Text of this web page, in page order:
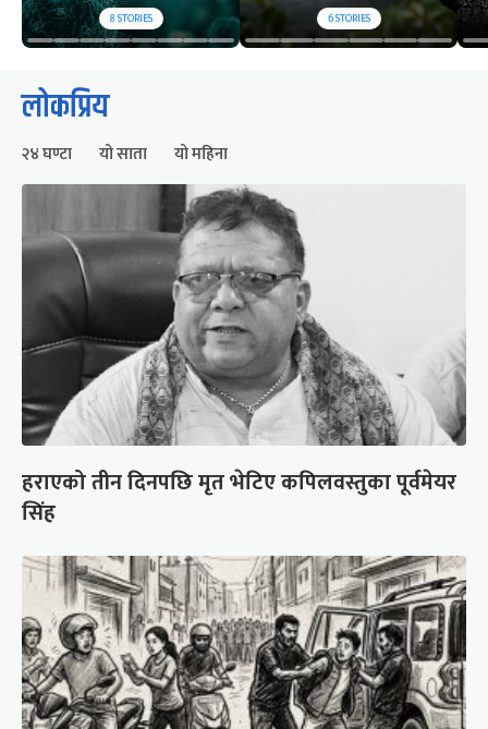
8STORIES 6STORIES
लोकप्रिय
२४ घण्टा यो साता यो महिना
हराएको तीन दिनपछि मृत भेटिए कपिलवस्तुका पूर्वमेयर
सिंह